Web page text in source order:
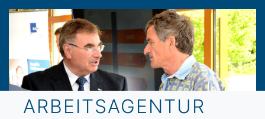
ARBEITSAGENTUR